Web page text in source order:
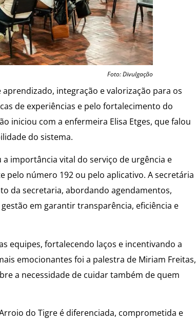
Foto: Divulgação
integração e valorização para os
de experiências e pelo fortalecimento do
iniciou com a enfermeira Elisa Etges, que falou
do sistema.
a importância vital do serviço de urgência e
pelo número 192 ou pelo aplicativo. A secretária
da secretaria, abordando agendamentos,
em garantir transparência, eficiência e
equipes, fortalecendo laços e incentivando a
emocionantes foi a palestra de Miriam Freitas,
a necessidade de cuidar também de quem
do Tigre é diferenciada, comprometida e